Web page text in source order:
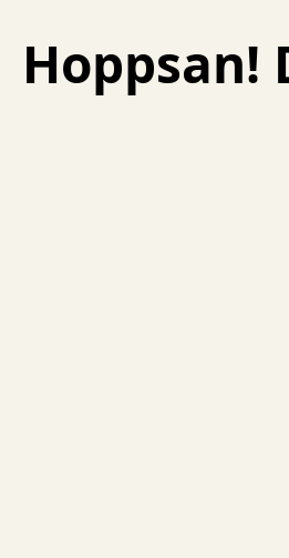
Skip to content
Hoppsan!